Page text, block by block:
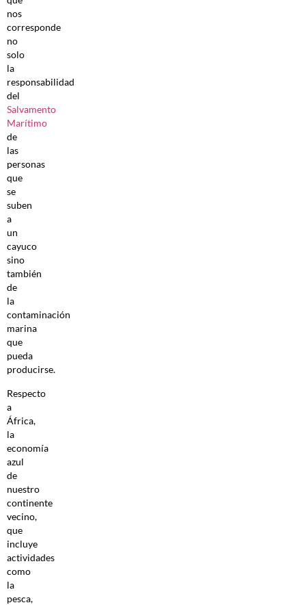
nos
corresponde
no
solo
la
responsabilidad
del
Salvamento
Marítimo
de
las
personas
que
se
suben
a
un
cayuco
sino
también
de
la
contaminación
marina
que
pueda
producirse.
Respecto
a
África,
la
economía
azul
de
nuestro
continente
vecino,
que
incluye
actividades
como
la
pesca,